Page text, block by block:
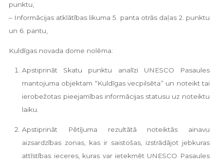
punktu,
– Informācijas atklātības likuma 5. panta otrās daļas 2. punktu
un 6. pantu,
Kuldīgas novada dome nolēma:
Apstiprināt Skatu punktu analīzi UNESCO Pasaules
mantojuma objektam “Kuldīgas vecpilsēta” un noteikt tai
ierobežotas pieejamības informācijas statusu uz noteiktu
laiku.
Apstiprināt Pētījuma rezultātā noteiktās ainavu
aizsardzības zonas, kas ir saistošas, izstrādājot jebkuras
attīstības ieceres, kuras var ietekmēt UNESCO Pasaules